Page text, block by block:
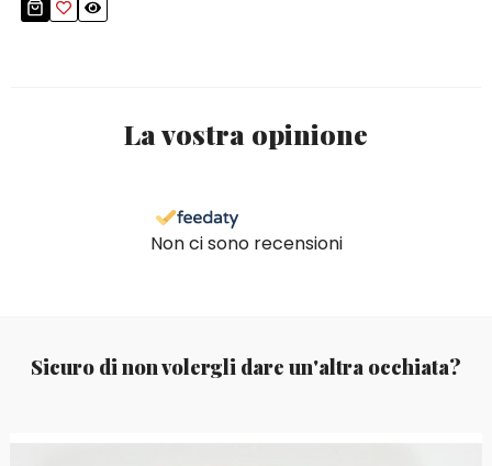
La vostra opinione
Non ci sono recensioni
Sicuro di non volergli dare un'altra occhiata?